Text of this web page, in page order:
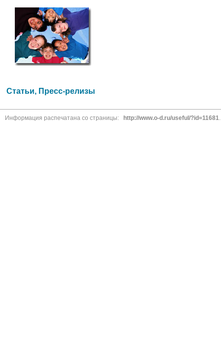
Статьи, Пресс-релизы
Информация распечатана со страницы: http://www.o-d.ru/useful/?id=11681